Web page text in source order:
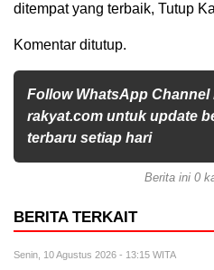
ditempat yang terbaik, Tutup
Komentar ditutup.
Follow WhatsApp Channel
rakyat.com untuk update
terbaru setiap hari
Berita ini 0
BERITA TERKAIT
Senin, 10 Agustus 2026 - 13:15 WITA